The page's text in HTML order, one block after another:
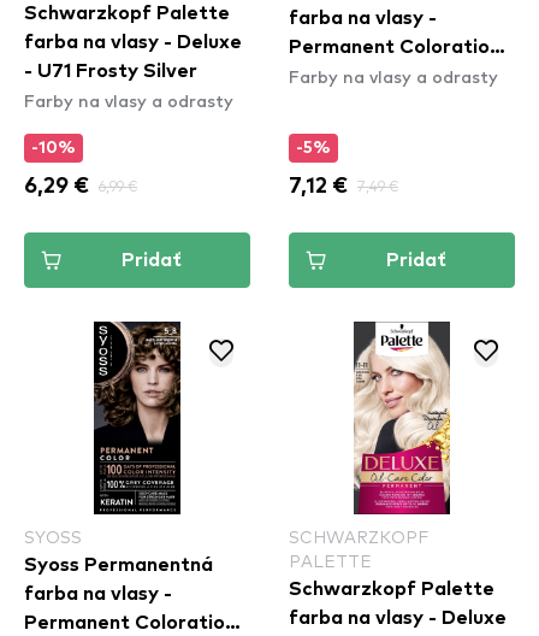
Schwarzkopf Palette
farba na vlasy - Deluxe
- U71 Frosty Silver
Farby na vlasy a odrasty
-10%
6,29 € 6,99 €
Pridať
farba na vlasy -
Permanent Coloration -
12_59 Cool Platinum
Farby na vlasy a odrasty
-5%
7,12 € 7,49 €
Pridať
SYOSS
Syoss Permanentná
farba na vlasy -
Permanent Coloration -
SCHWARZKOPF
PALETTE
Schwarzkopf Palette
farba na vlasy - Deluxe